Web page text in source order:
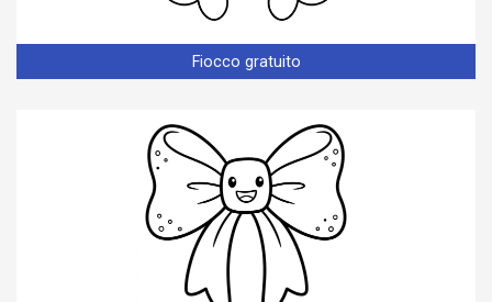
Fiocco gratuito